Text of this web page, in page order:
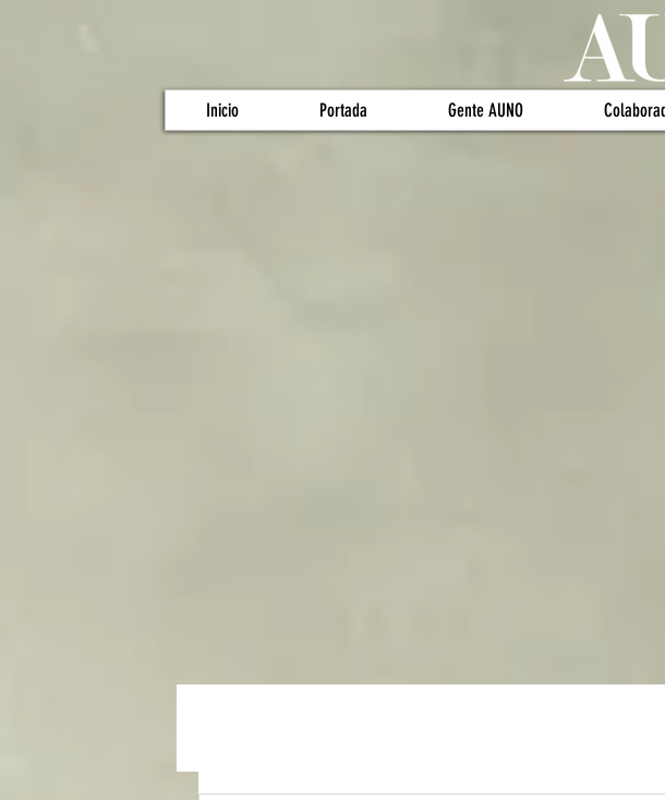
Inicio Portada Gente AUNO